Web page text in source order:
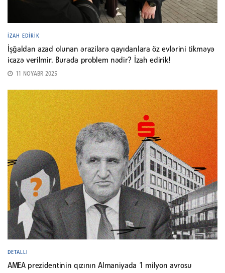
İZAH EDIRIK
İşğaldan azad olunan ərazilərə qayıdanlara öz evlərini tikməyə
icazə verilmir. Burada problem nədir? İzah edirik!
11 NOYABR 2025
DETALLI
AMEA prezidentinin qızının Almaniyada 1 milyon avrosu